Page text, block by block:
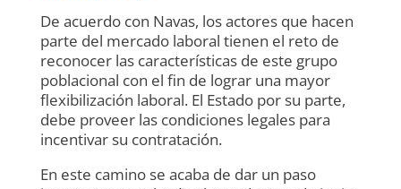
De acuerdo con Navas, los actores que hacen
parte del mercado laboral tienen el reto de
reconocer las características de este grupo
poblacional con el fin de lograr una mayor
flexibilización laboral. El Estado por su parte,
debe proveer las condiciones legales para
incentivar su contratación.
En este camino se acaba de dar un paso